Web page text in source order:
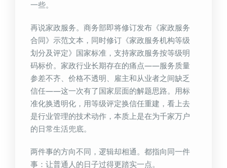
一些。
再说家政服务。商务部即将修订发布《家政服务
合同》示范文本，同时修订《家政服务机构等级
划分及评定》国家标准，支持家政服务按等级明
码标价。家政行业长期存在的痛点——服务质量
参差不齐、价格不透明、雇主和从业者之间缺乏
信任——这一次有了国家层面的解题思路。用标
准化换透明化，用等级评定换信任重建，看上去
是行业管理的技术动作，本质上是在为千家万户
的日常生活兜底。
两件事的方向不同，逻辑却相通。都指向同一件
事：让普通人的日子过得更踏实一点。